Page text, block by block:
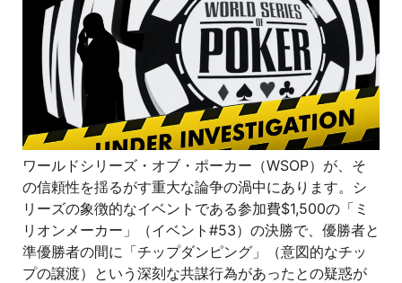
ワールドシリーズ・オブ・ポーカー（WSOP）が、そ
の信頼性を揺るがす重大な論争の渦中にあります。シ
リーズの象徴的なイベントである参加費$1,500の「ミ
リオンメーカー」（イベント#53）の決勝で、優勝者と
準優勝者の間に「チップダンピング」（意図的なチッ
プの譲渡）という深刻な共謀行為があったとの疑惑が